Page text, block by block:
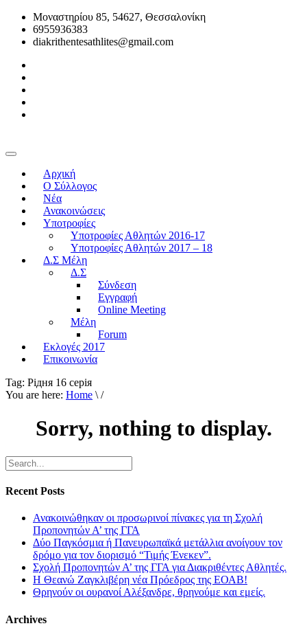
Μοναστηρίου 85, 54627, Θεσσαλονίκη
6955936383
diakrithentesathlites@gmail.com
Αρχική
O Σύλλογος
Νέα
Ανακοινώσεις
Υποτροφίες
Υποτροφίες Αθλητών 2016-17
Υποτροφίες Αθλητών 2017 – 18
Δ.Σ Μέλη
Δ.Σ
Σύνδεση
Εγγραφή
Online Meeting
Μέλη
Forum
Εκλογές 2017
Επικοινωνία
Tag: Рiдня 16 серiя
You are here: Home \ /
Sorry, nothing to display.
Recent Posts
Ανακοινώθηκαν οι προσωρινοί πίνακες για τη Σχολή
Προπονητών Α’ της ΓΓΑ
Δύο Παγκόσμια ή Πανευρωπαϊκά μετάλλια ανοίγουν τον
δρόμο για τον διορισμό “Τιμής Ένεκεν”.
Σχολή Προπονητών Α’ της ΓΓΑ για Διακριθέντες Αθλητές.
Η Θεανώ Ζαγκλιβέρη νέα Πρόεδρος της ΕΟΑΒ!
Θρηνούν οι ουρανοί Αλέξανδρε, θρηνούμε και εμείς.
Archives